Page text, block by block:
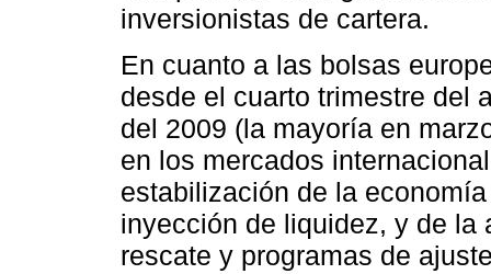
inversionistas de cartera.
En cuanto a las bolsas
desde el cuarto trimestre del
del 2009 (la mayoría en
en los mercados
estabilización de la
inyección de liquidez, y de la
rescate y programas de